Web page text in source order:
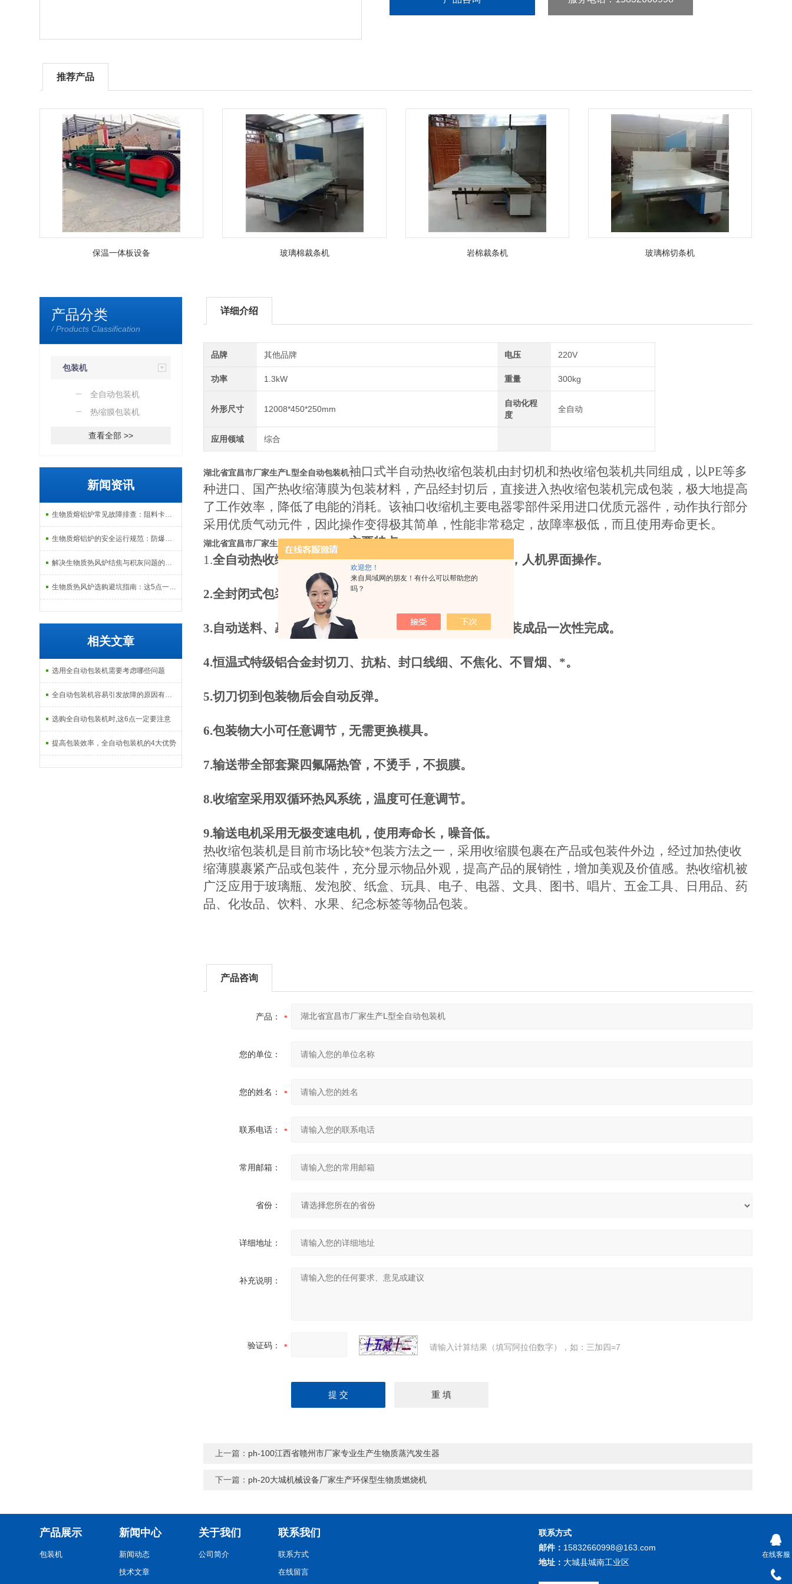
欢迎您！
来自局域网的朋友！有什么可以帮助您的
吗？
推荐产品
保温一体板设备 玻璃棉裁条机 岩棉裁条机 玻璃棉切条机
产品分类
/ Products Classification
包装机
全自动包装机
热缩膜包装机
查看全部 >>
新闻资讯
生物质熔铝炉常见故障排查：阻料卡料、火嘴结焦与烟气排放异常的处理
生物质熔铝炉的安全运行规范：防爆、防泄漏与应急处理机制
解决生物质热风炉结焦与积灰问题的关键技术路径探讨
生物质热风炉选购避坑指南：这5点一定要注意
相关文章
选用全自动包装机需要考虑哪些问题
全自动包装机容易引发故障的原因有哪些，你了解多少呢？
选购全自动包装机时,这6点一定要注意
提高包装效率，全自动包装机的4大优势
详细介绍
品牌 其他品牌 电压 220V
功率 1.3kW 重量 300kg
外形尺寸 12008*450*250mm
自动化程
度
全自动
应用领域 综合
湖北省宜昌市厂家生产L型全自动包装机袖口式半自动热收缩包装机由封切机和热收缩包装机共同组成，以PE等多
种进口、国产热收缩薄膜为包装材料，产品经封切后，直接进入热收缩包装机完成包装，极大地提高
了工作效率，降低了电能的消耗。该袖口收缩机主要电器零部件采用进口优质元器件，动作执行部分
采用优质气动元件，因此操作变得极其简单，性能非常稳定，故障率极低，而且使用寿命更长。
湖北省宜昌市厂家生产L型全自动包装机 主要特点：
1.全自动热收缩包装机（全封闭式）采用PLC可编程控制，人机界面操作。
2.全封闭式包装。
3.自动送料、裹膜、制袋、封切、收废、整平、收缩、包装成品一次性完成。
4.恒温式特级铝合金封切刀、抗粘、封口线细、不焦化、不冒烟、*。
5.切刀切到包装物后会自动反弹。
6.包装物大小可任意调节，无需更换模具。
7.输送带全部套聚四氟隔热管，不烫手，不损膜。
8.收缩室采用双循环热风系统，温度可任意调节。
9.输送电机采用无极变速电机，使用寿命长，噪音低。
热收缩包装机是目前市场比较*包装方法之一，采用收缩膜包裹在产品或包装件外边，经过加热使收
缩薄膜裹紧产品或包装件，充分显示物品外观，提高产品的展销性，增加美观及价值感。热收缩机被
广泛应用于玻璃瓶、发泡胶、纸盒、玩具、电子、电器、文具、图书、唱片、五金工具、日用品、药
品、化妆品、饮料、水果、纪念标签等物品包装。
产品咨询
产品：
您的单位：
您的姓名：
联系电话：
常用邮箱：
省份：
详细地址：
补充说明：
验证码： 请输入计算结果（填写阿拉伯数字），如：三加四=7
上一篇： ph-100江西省赣州市厂家专业生产生物质蒸汽发生器
下一篇： ph-20大城机械设备厂家生产环保型生物质燃烧机
产品展示
包装机
新闻中心
新闻动态
技术文章
关于我们
公司简介
联系我们
联系方式
在线留言
联系方式
邮件： 15832660998@163.com
地址： 大城县城南工业区
在线客服